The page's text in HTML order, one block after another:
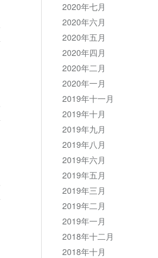
2020年七月
2020年六月
2020年五月
2020年四月
2020年二月
2020年一月
2019年十一月
2019年十月
2019年九月
2019年八月
2019年六月
2019年五月
2019年三月
2019年二月
2019年一月
2018年十二月
2018年十月